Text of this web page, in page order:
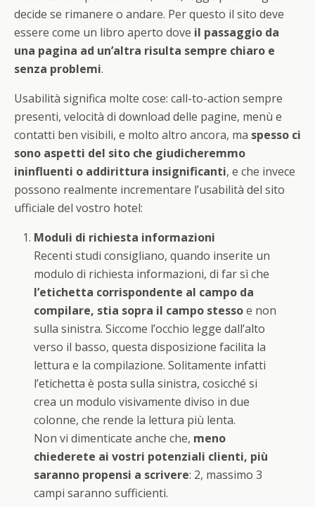
decide se rimanere o andare. Per questo il sito deve
essere come un libro aperto dove il passaggio da
una pagina ad un’altra risulta sempre chiaro e
senza problemi.
Usabilità significa molte cose: call-to-action sempre
presenti, velocità di download delle pagine, menù e
contatti ben visibili, e molto altro ancora, ma spesso ci
sono aspetti del sito che giudicheremmo
ininfluenti o addirittura insignificanti, e che invece
possono realmente incrementare l’usabilità del sito
ufficiale del vostro hotel:
Moduli di richiesta informazioni
Recenti studi consigliano, quando inserite un
modulo di richiesta informazioni, di far sì che
l’etichetta corrispondente al campo da
compilare, stia sopra il campo stessoe non
sulla sinistra. Siccome l’occhio legge dall’alto
verso il basso, questa disposizione facilita la
lettura e la compilazione. Solitamente infatti
l’etichetta è posta sulla sinistra, cosicché si
crea un modulo visivamente diviso in due
colonne, che rende la lettura più lenta.
Non vi dimenticate anche che, meno
chiederete ai vostri potenziali clienti, più
saranno propensi a scrivere: 2, massimo 3
campi saranno sufficienti.